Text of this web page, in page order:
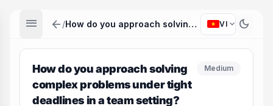
menu arrow_back / How do you approach solving complex problems under tight deadlines in a team setting? VI expand_more dark_mode
How do you approach solving
complex problems under tight
deadlines in a team setting?
Medium